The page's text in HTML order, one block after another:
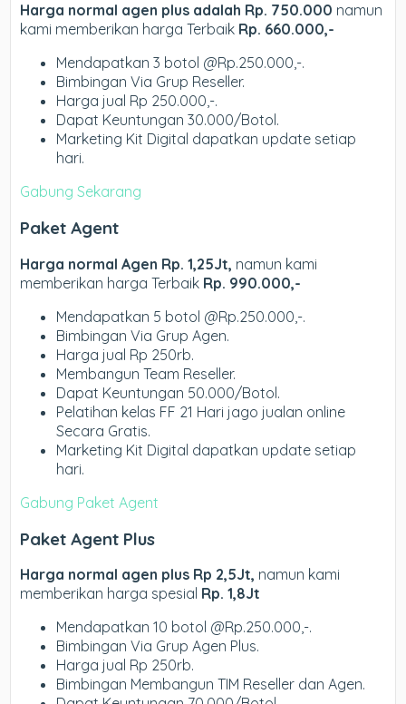
Harga normal agen plus adalah Rp. 750.000 namun
kami memberikan harga Terbaik Rp. 660.000,-
Mendapatkan 3 botol @Rp.250.000,-.
Bimbingan Via Grup Reseller.
Harga jual Rp 250.000,-.
Dapat Keuntungan 30.000/Botol.
Marketing Kit Digital dapatkan update setiap
hari.
Gabung Sekarang
Paket Agent
Harga normal Agen Rp. 1,25Jt, namun kami
memberikan harga Terbaik Rp. 990.000,-
Mendapatkan 5 botol @Rp.250.000,-.
Bimbingan Via Grup Agen.
Harga jual Rp 250rb.
Membangun Team Reseller.
Dapat Keuntungan 50.000/Botol.
Pelatihan kelas FF 21 Hari jago jualan online
Secara Gratis.
Marketing Kit Digital dapatkan update setiap
hari.
Gabung Paket Agent
Paket Agent Plus
Harga normal agen plus Rp 2,5Jt, namun kami
memberikan harga spesial Rp. 1,8Jt
Mendapatkan 10 botol @Rp.250.000,-.
Bimbingan Via Grup Agen Plus.
Harga jual Rp 250rb.
Bimbingan Membangun TIM Reseller dan Agen.